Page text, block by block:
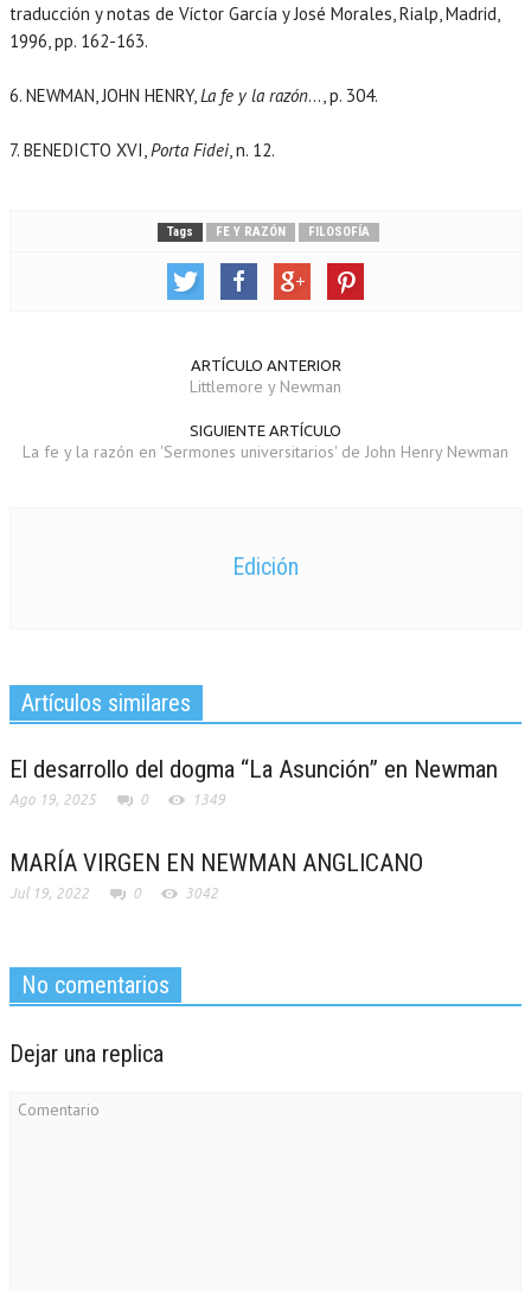
traducción y notas de Víctor García y José Morales, Rialp, Madrid,
1996, pp. 162-163.
6. NEWMAN, JOHN HENRY,La fe y la razón…, p. 304.
7. BENEDICTO XVI,Porta Fidei, n. 12.
Tags FE Y RAZÓN FILOSOFÍA
ARTÍCULO ANTERIOR
Littlemore y Newman
SIGUIENTE ARTÍCULO
La fe y la razón en 'Sermones universitarios' de John Henry Newman
Edición
Artículos similares
El desarrollo del dogma “La Asunción” en Newman
Ago 19, 2025 0 1349
MARÍA VIRGEN EN NEWMAN ANGLICANO
Jul 19, 2022 0 3042
No comentarios
Dejar una replica